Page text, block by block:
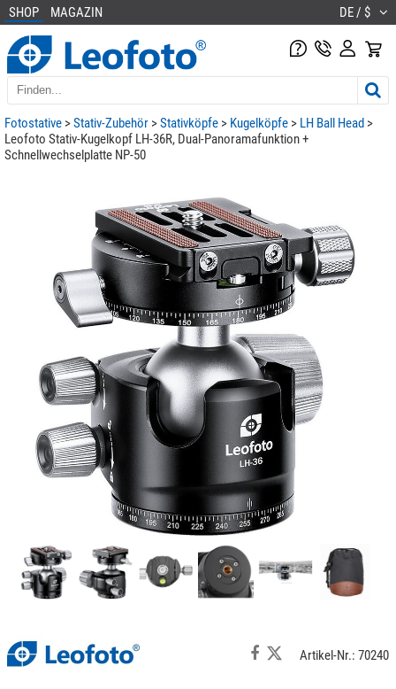
SHOP MAGAZIN DE / $
Fotostative >Stativ-Zubehör >Stativköpfe > Kugelköpfe > LH Ball Head >
Leofoto Stativ-Kugelkopf LH-36R, Dual-Panoramafunktion +
Schnellwechselplatte NP-50
Artikel-Nr.: 70240